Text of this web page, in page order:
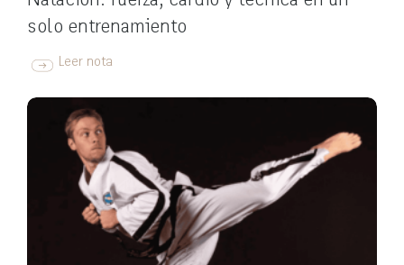
solo entrenamiento
Leer nota